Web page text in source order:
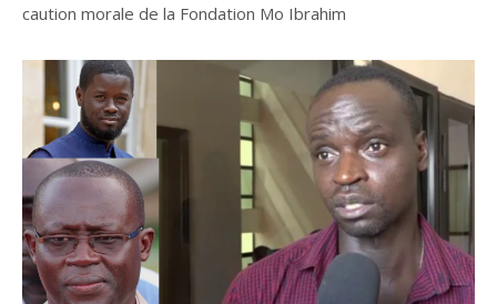
caution morale de la Fondation Mo Ibrahim